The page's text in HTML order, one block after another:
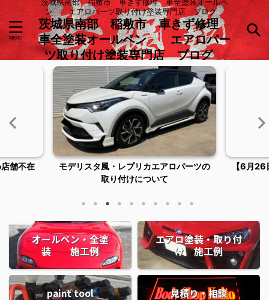
ン エアロパーツ取り付け塗装専門店 ブログ
茨城県南部 稲敷市 車きず修理
車全塗装オールペン エアロパー
ツ取り付け塗装専門店 ブログ
舗不在
モデリスタ風・レプリカエアロパーツの
取り付けについて
【6月
オールペン・全塗
装 施工例
エアロ塗装・取り付
け 施工例
paint tool 見積り・相談